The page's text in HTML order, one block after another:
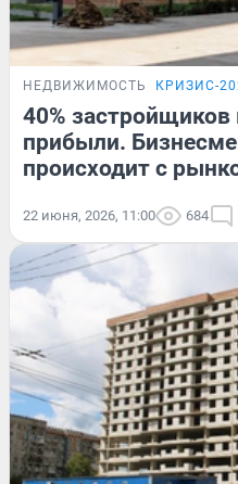
НЕДВИЖИМОСТЬ КРИЗИС-
40% застройщиков
прибыли.
происходит с
22 июня, 2026, 11:00 684